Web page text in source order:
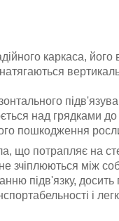
каркаса, його
над грядками
пошкодження
що потрапляє на
зчіплюються між
підв'язку, досить
і